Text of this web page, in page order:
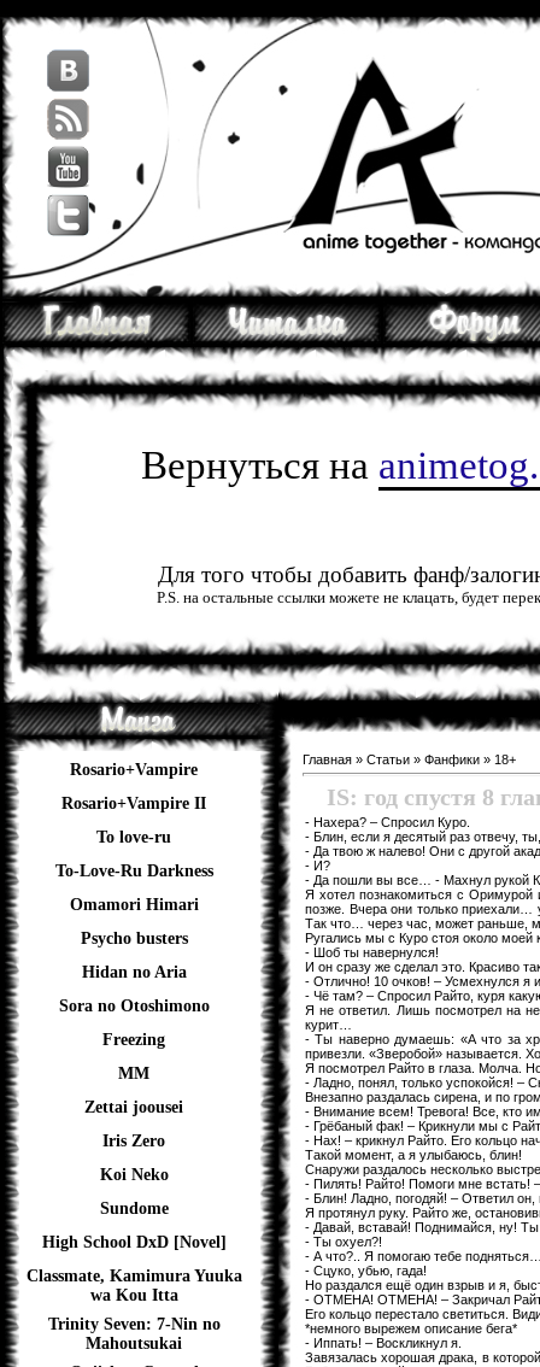
Вернуться на
Для того чтобы добавить фанф/
P.S. на остальные ссылки можете не клацать, будет
Rosario+Vampire
Rosario+Vampire II
To love-ru
To-Love-Ru Darkness
Omamori Himari
Psycho busters
Hidan no Aria
Sora no Otoshimono
Freezing
ММ
Zettai joousei
Iris Zero
Koi Neko
Sundome
High School DxD [Novel]
Classmate, Kamimura Yuuka
wa Kou Itta
Trinity Seven: 7-Nin no
Mahoutsukai
Главная » Статьи » Фанфики » 18+
IS: год спустя 8
- Нахера? – Спросил Куро.
- Блин, если я десятый раз отвечу,
- Да твою ж налево! Они с другой
- И?
- Да пошли вы все… - Махнул рукой
Я хотел познакомиться с
позже. Вчера они только
Так что… через час, может раньше,
Ругались мы с Куро стоя около
- Шоб ты навернулся!
И он сразу же сделал это. Красиво
- Отлично! 10 очков! – Усмехнулся я
- Чё там? – Спросил Райто, куря
Я не ответил. Лишь посмотрел на
курит…
- Ты наверно думаешь: «А что за
привезли. «Зверобой» называется.
Я посмотрел Райто в глаза. Молча.
- Ладно, понял, только успокойся! –
Внезапно раздалась сирена, и по
- Внимание всем! Тревога! Все, кто
- Грёбаный фак! – Крикнули мы с
- Нах! – крикнул Райто. Его кольцо
Такой момент, а я улыбаюсь, блин!
Снаружи раздалось несколько
- Пилять! Райто! Помоги мне встать!
- Блин! Ладно, погодяй! – Ответил
Я протянул руку. Райто же,
- Давай, вставай! Поднимайся, ну!
- Ты охуел?!
- А что?.. Я помогаю тебе
- Сцуко, убью, гада!
Но раздался ещё один взрыв и я,
- ОТМЕНА! ОТМЕНА! – Закричал
Его кольцо перестало светиться.
*немного вырежем описание бега*
- Иппать! – Воскликнул я.
Завязалась хорошая драка, в